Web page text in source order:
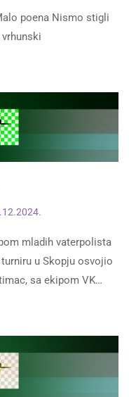
poena Nismo stigli
mladih vaterpolista
u Skopju osvojio
sa ekipom VK